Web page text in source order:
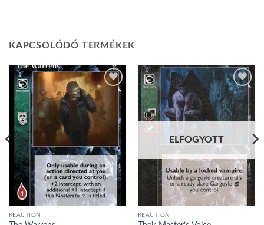
KAPCSOLÓDÓ TERMÉKEK
Add to
wishlist
REACTION
Add to
wishlist
ELFOGYOTT
REACTION